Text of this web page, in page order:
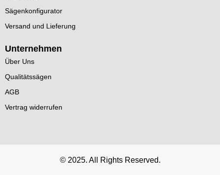
Sägenkonfigurator
Versand und Lieferung
Unternehmen
Über Uns
Qualitätssägen
AGB
Vertrag widerrufen
© 2025. All Rights Reserved.